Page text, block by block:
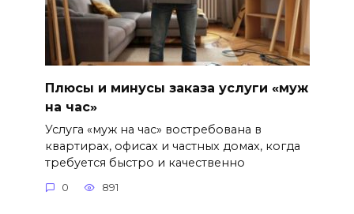
Плюсы и минусы заказа услуги «муж
на час»
Услуга «муж на час» востребована в
квартирах, офисах и частных домах, когда
требуется быстро и качественно
0 891